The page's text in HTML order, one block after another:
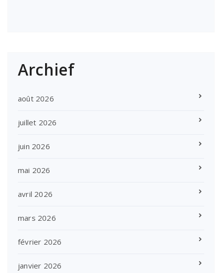
Archief
août 2026
juillet 2026
juin 2026
mai 2026
avril 2026
mars 2026
février 2026
janvier 2026